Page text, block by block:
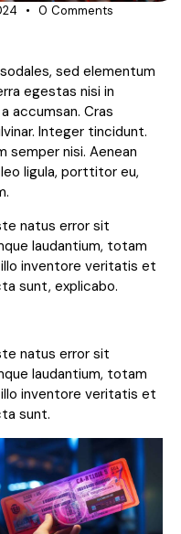
0 Comments
sed elementum
egestas nisi in
accumsan. Cras
Integer tincidunt.
semper nisi. Aenean
ligula, porttitor eu,
natus error sit
laudantium, totam
illo inventore veritatis et
sunt, explicabo.
natus error sit
laudantium, totam
illo inventore veritatis et
sunt.